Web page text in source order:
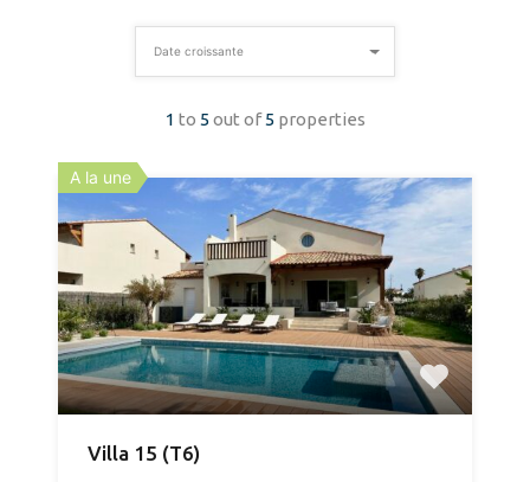
1 to 5 out of5 properties
Date croissante
A la une
Villa 15 (T6)